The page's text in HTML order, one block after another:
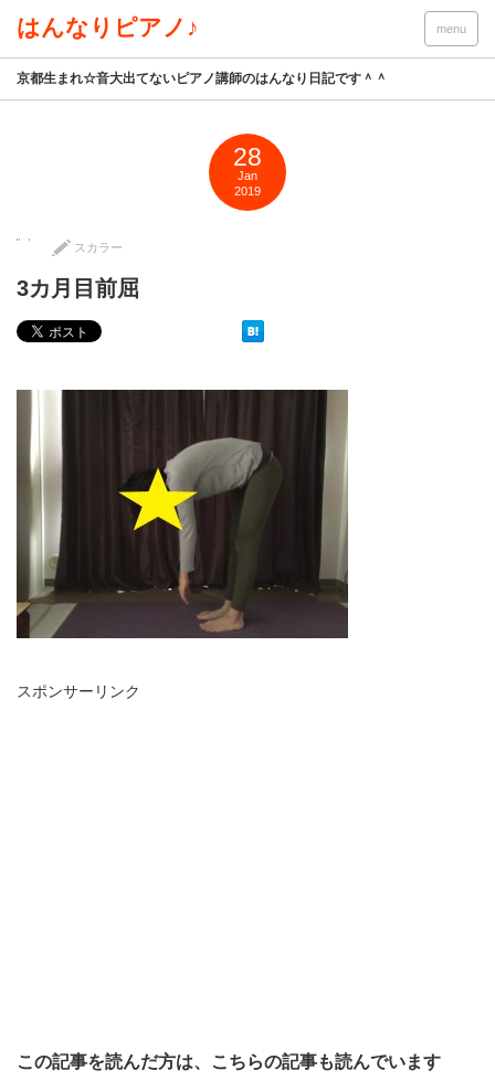
はんなりピアノ♪ menu
京都生まれ☆音大出てないピアノ講師のはんなり日記です＾＾
28
Jan
2019
スカラー
3カ月目前屈
スポンサーリンク
この記事を読んだ方は、こちらの記事も読んでいます